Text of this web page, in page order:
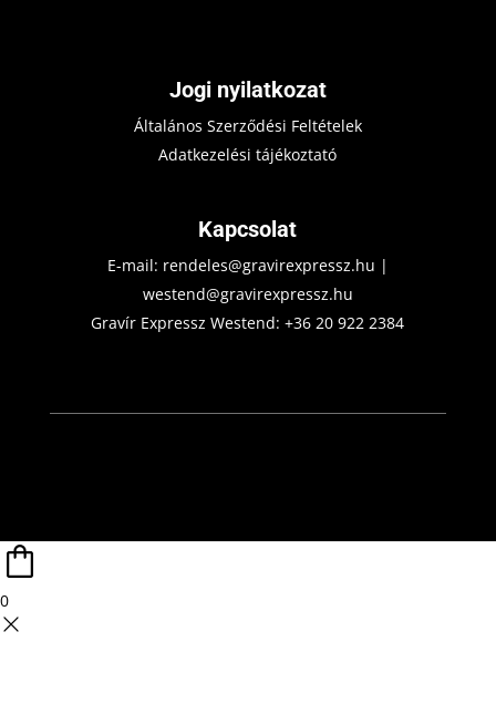
Jogi nyilatkozat
Általános Szerződési Feltételek
Adatkezelési tájékoztató
Kapcsolat
E-mail: rendeles@gravirexpressz.hu |
westend@gravirexpressz.hu
Gravír Expressz Westend:+36 20 922 2384
0